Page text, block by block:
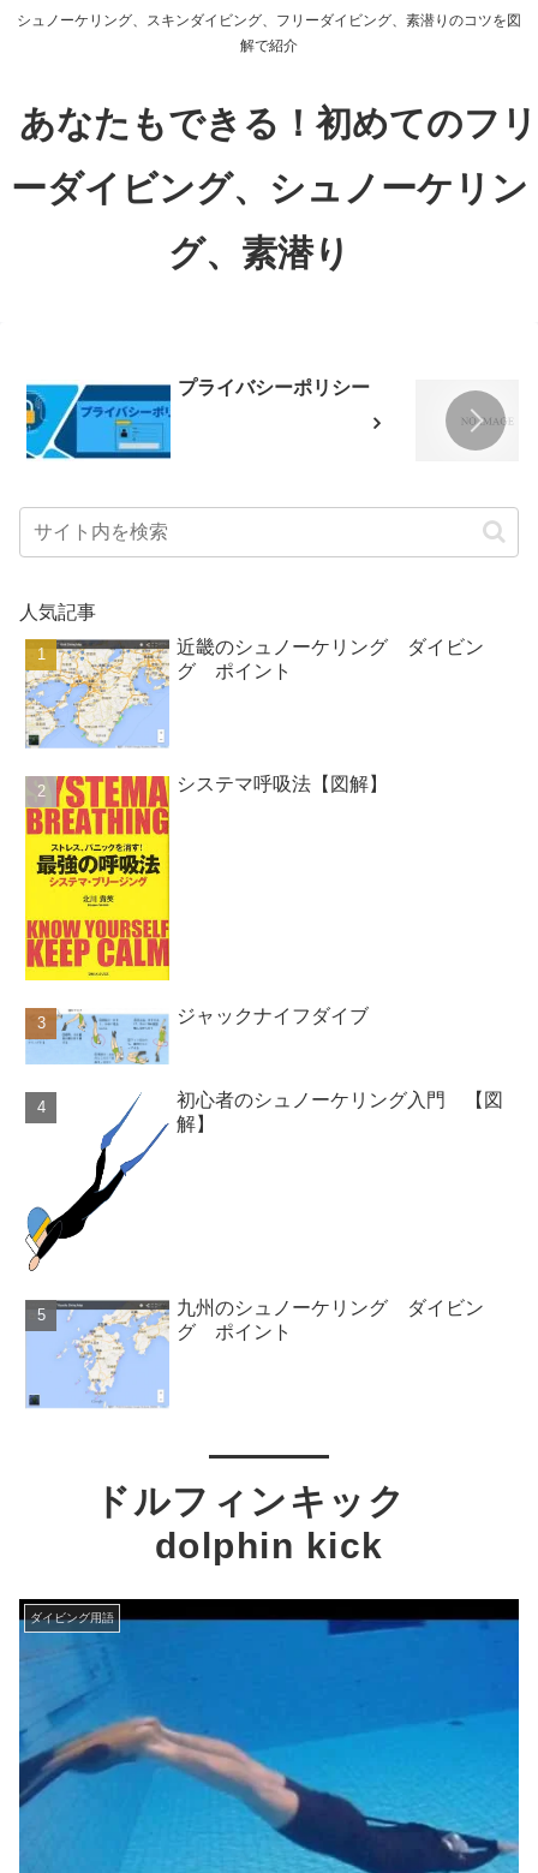
シュノーケリング、スキンダイビング、フリーダイビング、素潜りのコツを図
解で紹介
あなたもできる！初めてのフリ
ーダイビング、シュノーケリン
グ、素潜り
プライバシーポリシー
人気記事
近畿のシュノーケリング ダイビン
グ ポイント
システマ呼吸法【図解】
ジャックナイフダイブ
初心者のシュノーケリング入門 【図
解】
九州のシュノーケリング ダイビン
グ ポイント
ドルフィンキック
dolphin kick
ダイビング用語